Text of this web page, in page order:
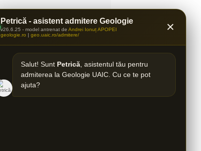
Petrică - asistent admitere Geologie
v26.6.25 - model antrenat de Andrei Ionuț APOPEI
geologie.ro | geo.uaic.ro/admitere/
×
Salut! Sunt Petrică , asistentul tău pentru
admiterea la Geologie UAIC. Cu ce te pot
ajuta?